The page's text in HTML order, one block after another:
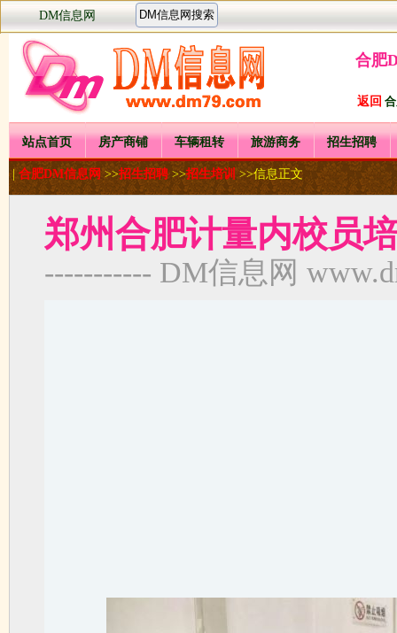
DM信息网
合肥
返回
站点首页 房产商铺 车辆租转 旅游商务 招生招聘
|合肥DM信息网>>招生招聘>>招生培训 >>信息正文
郑州合肥计量内校员
----------- DM信息网